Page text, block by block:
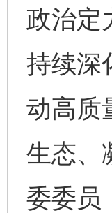
政治定
持续深
动高质
生态、
委委员